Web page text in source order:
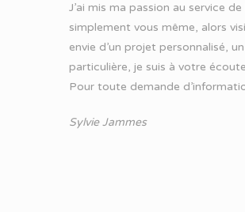
J’ai mis ma passion au service
simplement vous même, alors
envie d’un projet personnalisé,
particulière, je suis à votre
Pour toute demande
Sylvie Jammes